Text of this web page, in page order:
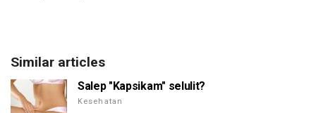
Similar articles
Salep "Kapsikam" selulit?
Kesehatan